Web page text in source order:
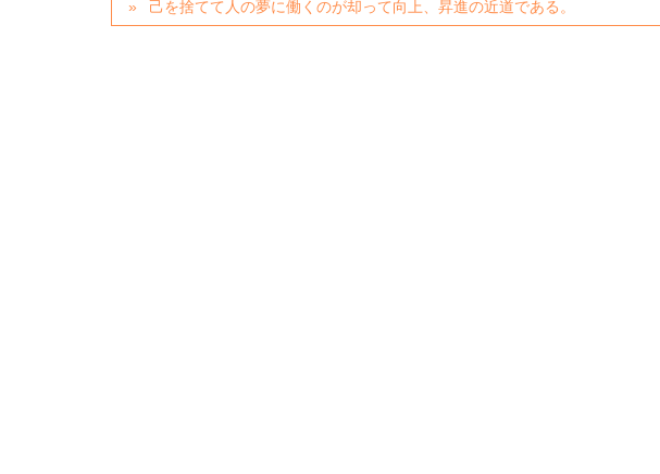
己を捨てて人の夢に働くのが却って向上、昇進の近道である。